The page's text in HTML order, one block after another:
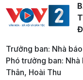
Trưởng ban: Nhà
Phó trưởng ban:
Thân, Hoài Thu